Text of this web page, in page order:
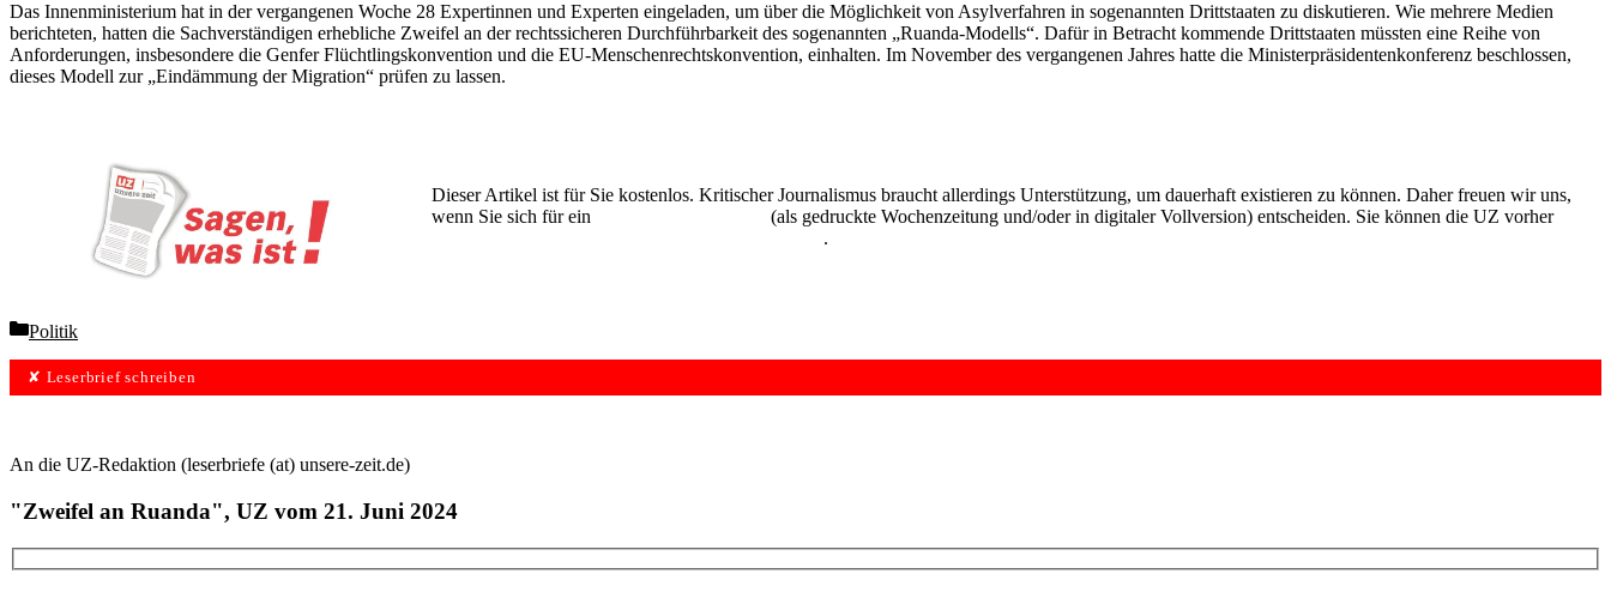
Das Innenministerium hat in der vergangenen Woche 28 Expertinnen und Experten eingeladen, um über die Möglichkeit von Asylverfahren in sogenannten Drittstaaten zu diskutieren. Wie mehrere Medien
berichteten, hatten die Sachverständigen erhebliche Zweifel an der rechtssicheren Durchführbarkeit des sogenannten „Ruanda-Modells“. Dafür in Betracht kommende Drittstaaten müssten eine Reihe von
Anforderungen, insbesondere die Genfer Flüchtlingskonvention und die EU-Menschenrechtskonvention, einhalten. Im November des vergangenen Jahres hatte die Ministerpräsidentenkonferenz beschlossen,
dieses Modell zur „Eindämmung der Migration“ prüfen zu lassen.
Dieser Artikel ist für Sie kostenlos. Kritischer Journalismus braucht allerdings Unterstützung, um dauerhaft existieren zu können. Daher freuen wir uns,
wenn Sie sich für ein
(als gedruckte Wochenzeitung und/oder in digitaler Vollversion) entscheiden. Sie können die UZ vorher
.
Categories
Politik
✘ Leserbrief schreiben
An die UZ-Redaktion (leserbriefe (at) unsere-zeit.de)
"Zweifel an Ruanda", UZ vom 21. Juni 2024